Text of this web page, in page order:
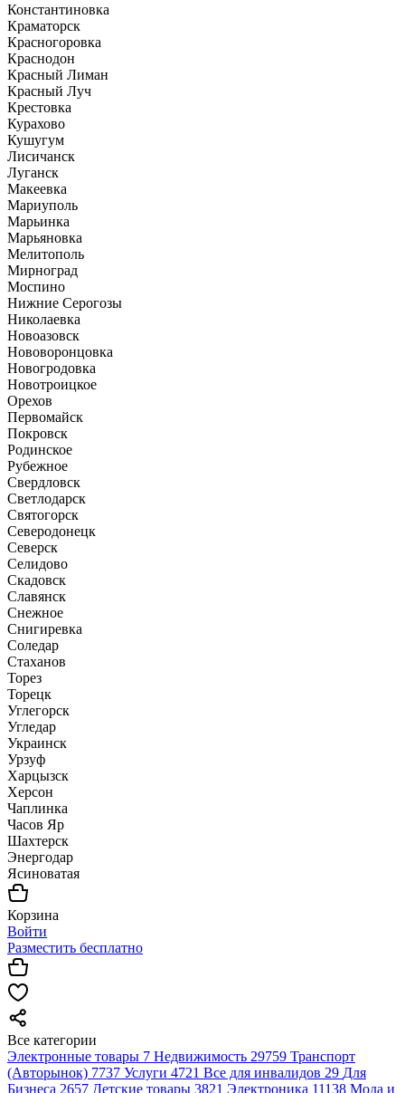
Константиновка
Краматорск
Красногоровка
Краснодон
Красный Лиман
Красный Луч
Крестовка
Курахово
Кушугум
Лисичанск
Луганск
Макеевка
Мариуполь
Марьинка
Марьяновка
Мелитополь
Мирноград
Моспино
Нижние Серогозы
Николаевка
Новоазовск
Нововоронцовка
Новогродовка
Новотроицкое
Орехов
Первомайск
Покровск
Родинское
Рубежное
Свердловск
Светлодарск
Святогорск
Северодонецк
Северск
Селидово
Скадовск
Славянск
Снежное
Снигиревка
Соледар
Стаханов
Торез
Торецк
Углегорск
Угледар
Украинск
Урзуф
Харцызск
Херсон
Чаплинка
Часов Яр
Шахтерск
Энергодар
Ясиноватая
Корзина
Войти
Разместить бесплатно
Все категории
Электронные товары 7 Недвижимость 29759 Транспорт
(Авторынок) 7737 Услуги 4721 Все для инвалидов 29 Для
Бизнеса 2657 Детские товары 3821 Электроника 11138 Мода и